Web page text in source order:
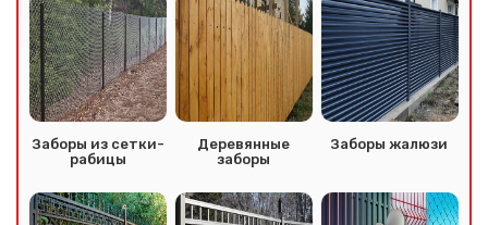
Заборы из сетки-
рабицы
Деревянные
заборы
Заборы жалюзи